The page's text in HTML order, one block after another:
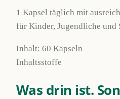
1 Kapsel täglich mit
für Kinder, Jugendliche und
Inhalt: 60 Kapseln
Inhaltsstoffe
Was drin ist.